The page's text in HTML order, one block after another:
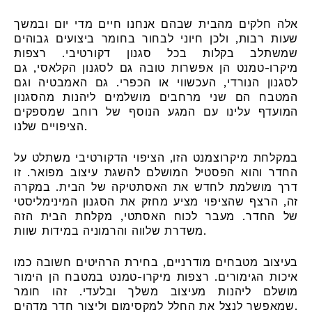
אלה חלקים מהבית שבהם אנחנו חיים מדי יום ובמשך
שעות רבות, ולכן חיוני לבחור בחומר ביצועים גבוהים
שמשתלב בקלות בכל סגנון דקורטיבי. רצפות
מיקרו-טמנט הן אפשרות טובה גם לסגנון הקלאסי, גם
לסגנון הנורדי, העכשווי או הכפרי. גם האמבטיה וגם
המטבח הם שני מרחבים מושלמים ליהנות מהסגנון
המועדף עלינו עם המגע הנוסף של רוחב שמספקים
הציפויים שלנו.
במקלחת מיקרוצמנט הזו, הציפוי הדקורטיבי משתלט על
החדר והוא הפסטיל המושלם להשגת עיצוב מפואר. זו
דרך מושלמת לחדש את האסתטיקה של הבית. במקרה
זה, הרצף שהציפוי מציע מחזק את הסגנון המינימליסטי
של החדר. מעבר לכוח האסתטי, מקלחת הבית הזה
משדרת שלווה והרמוניה במידות שוות.
בעיצוב מטבחים מודרניים, בחירת הרהיטים חשובה כמו
איכות הגימורים. רצפות מיקרו-טמנט במטבח הן הימור
מושלם ליהנות מעיצוב משלך ובלעדי. זהו חומר
שמאפשר לנצל את החלל למקסימום וליצור חדר מדהים.